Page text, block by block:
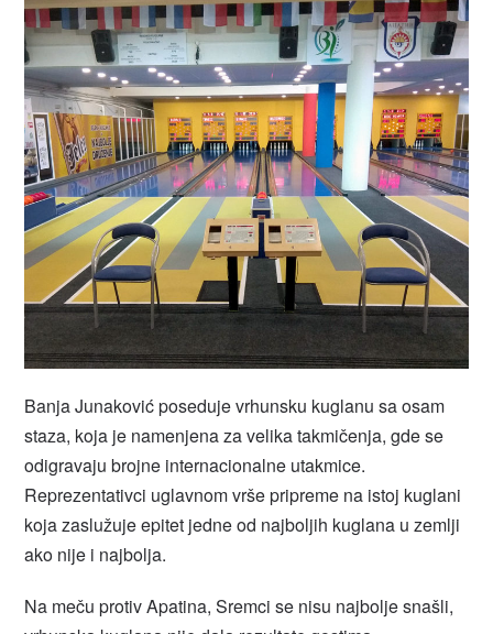
Banja Junaković poseduje vrhunsku kuglanu sa osam
staza, koja je namenjena za velika takmičenja, gde se
odigravaju brojne internacionalne utakmice.
Reprezentativci uglavnom vrše pripreme na istoj kuglani
koja zaslužuje epitet jedne od najboljih kuglana u zemlji
ako nije i najbolja.
Na meču protiv Apatina, Sremci se nisu najbolje snašli,